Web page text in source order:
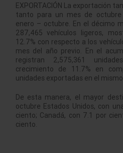
EXPORTACIÓN La exportación
tanto para un mes de
enero – octubre. En el décimo
287,465 vehículos ligeros,
12.7% con respecto a los
mes del año previo. En el
registran 2,575,361
crecimiento de 11.7% en
unidades exportadas en el
De esta manera, el mayor
octubre Estados Unidos, con
ciento; Canadá, con 7.1 por
ciento.